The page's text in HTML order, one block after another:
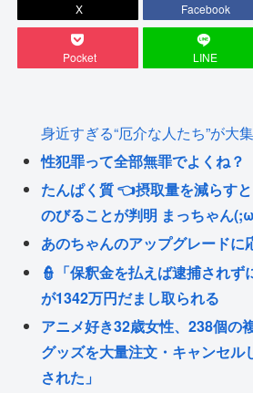
X Facebook
Pocket LINE
身近すぎる“厄介な人たち”が大
性犯罪って全部無罪でよくね？
たんぱく質 👈摂取量を減らす
のびることが判明 まっちゃん
あのちゃんのアップグレードに
👮「保釈金を払えば逮捕されず
が1342万円だまし取られる
アニメ好き32歳女性、238個の
グッズを大量注文・キャンセル
された」